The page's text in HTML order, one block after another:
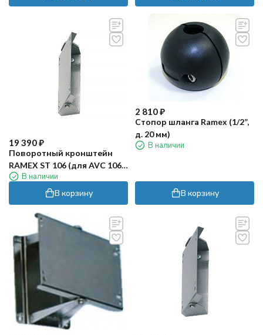
19 390₽
Поворотный кронштейн
RAMEX ST 106 (для AVC 1060,
нерж)В наличии
В корзину
2 810₽
Стопор шланга Ramex (1/2”,
д. 20 мм)
В наличии
В корзину